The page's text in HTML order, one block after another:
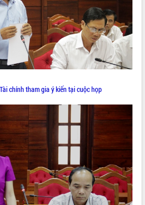
hạ
Tân
nhân Kỷ
tỉnh Đắk
tai
Quy
quy
2030,
chính tham gia ý kiến tại cuộc họp